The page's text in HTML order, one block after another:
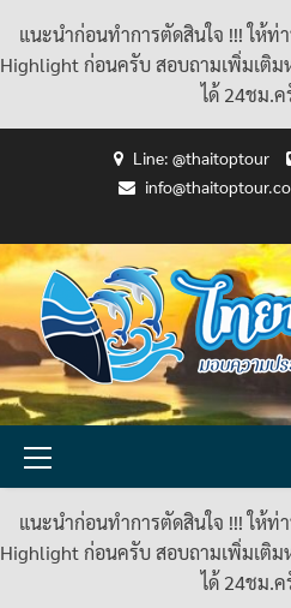
แนะนำก่อนทำการตัดสินใจ !!! ให้ท่
Highlight ก่อนครับ สอบถามเพิ่มเติม
ได้ 24ชม.ค
Line: @thaitoptour
US
Primary
แนะนำก่อนทำการตัดสินใจ !!! ให้ท่
Highlight ก่อนครับ สอบถามเพิ่มเติม
ได้ 24ชม.ค